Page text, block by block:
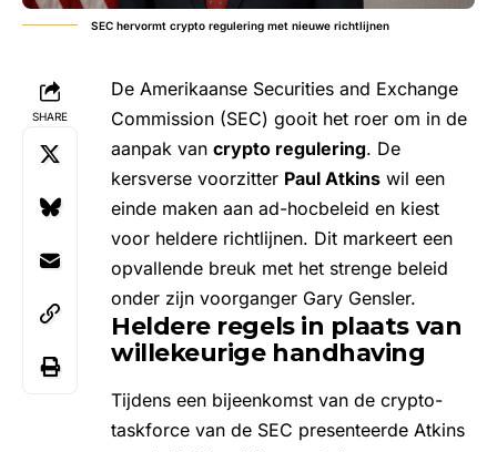
SEC hervormt crypto regulering met nieuwe richtlijnen
SHARE
De Amerikaanse Securities and Exchange
Commission (SEC) gooit het roer om in de
aanpak van crypto regulering. De
kersverse voorzitter Paul Atkins wil een
einde maken aan ad-hocbeleid en kiest
voor heldere richtlijnen. Dit markeert een
opvallende breuk met het strenge beleid
onder zijn voorganger Gary Gensler.
Heldere regels in plaats van
willekeurige handhaving
Tijdens een bijeenkomst van de crypto-
taskforce van de SEC presenteerde Atkins